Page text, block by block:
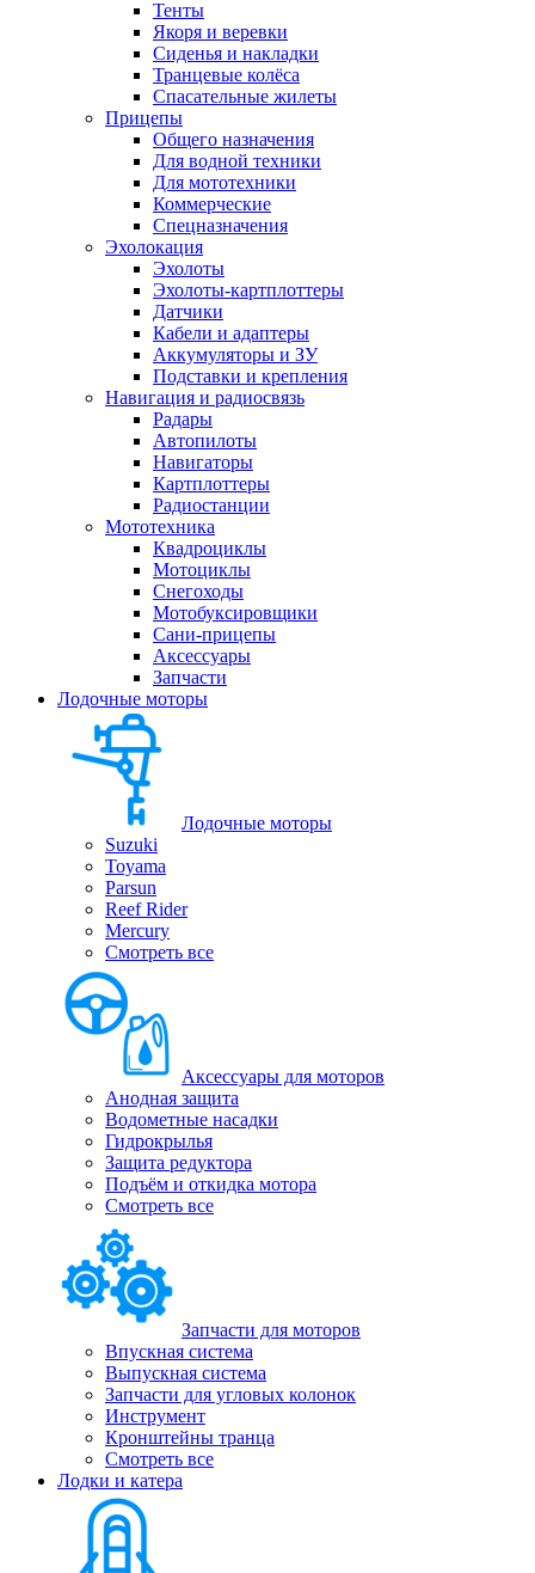
Тенты
Якоря и веревки
Сиденья и накладки
Транцевые колёса
Спасательные жилеты
Прицепы
Общего назначения
Для водной техники
Для мототехники
Коммерческие
Спецназначения
Эхолокация
Эхолоты
Эхолоты-картплоттеры
Датчики
Кабели и адаптеры
Аккумуляторы и ЗУ
Подставки и крепления
Навигация и радиосвязь
Радары
Автопилоты
Навигаторы
Картплоттеры
Радиостанции
Мототехника
Квадроциклы
Мотоциклы
Снегоходы
Мотобуксировщики
Сани-прицепы
Аксессуары
Запчасти
Лодочные моторы
Лодочные моторы
Suzuki
Toyama
Parsun
Reef Rider
Mercury
Смотреть все
Аксессуары для моторов
Анодная защита
Водометные насадки
Гидрокрылья
Защита редуктора
Подъём и откидка мотора
Смотреть все
Запчасти для моторов
Впускная система
Выпускная система
Запчасти для угловых колонок
Инструмент
Кронштейны транца
Смотреть все
Лодки и катера